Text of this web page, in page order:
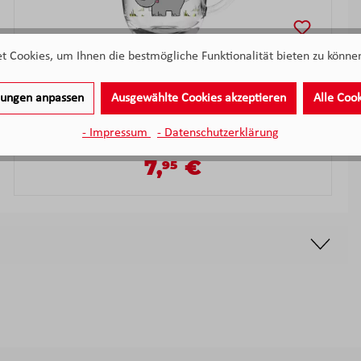
Leonardo Tasse BAMBINI 280 ml Elefant
Sofort verfügbar
Regulärer Preis:
Verkaufspreis:
7,95€
Cookies, um Ihnen die bestmögliche Funktionalität bieten zu
anpassen Ausgewählte Cookies akzeptieren Alle
- Impressum - Datenschutzerklärung